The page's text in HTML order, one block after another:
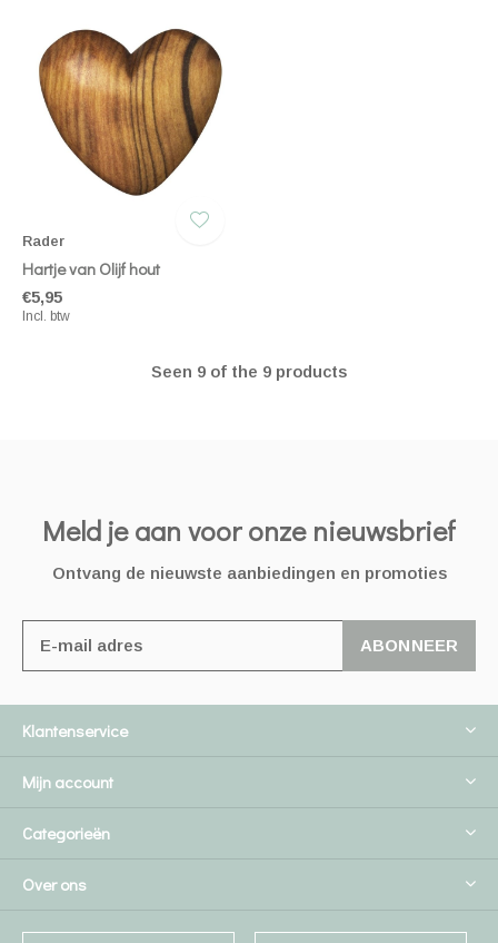
Rader
Hartje van Olijf hout
€5,95
Incl. btw
Seen 9 of the 9 products
Meld je aan voor onze nieuwsbrief
Ontvang de nieuwste aanbiedingen en promoties
ABONNEER
Klantenservice
Mijn account
Categorieën
Over ons